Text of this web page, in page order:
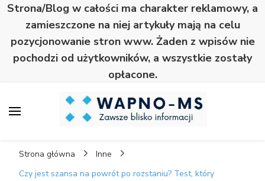
Strona/Blog w całości ma charakter reklamowy, a
zamieszczone na niej artykuły mają na celu
pozycjonowanie stron www. Żaden z wpisów nie
pochodzi od użytkowników, a wszystkie zostały
opłacone.
Strona główna
Inne
Czy jest szansa na powrót po rozstaniu? Test, który